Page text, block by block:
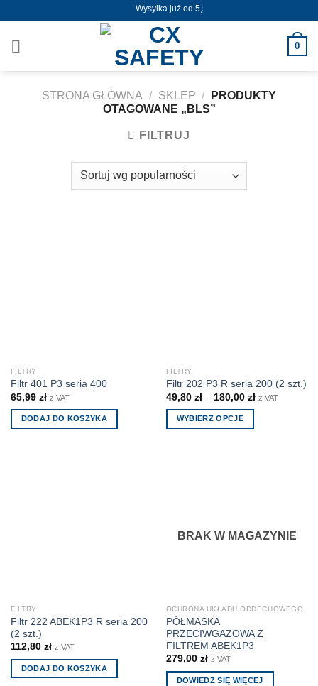
content
Wysyłka już od 5,50zł !
0
STRONA GŁÓWNA / SKLEP /
PRODUKTY
OTAGOWANE „BLS”
FILTRUJ
FILTRY
Filtr 401 P3 seria 400
65,99 zł z VAT
DODAJ DO KOSZYKA
FILTRY
Filtr 202 P3 R seria 200 (2 szt.)
49,80 zł– 180,00 zł z VAT
WYBIERZ OPCJE
wybrać
FILTRY
Filtr 222 ABEK1P3 R seria 200
(2 szt.)
112,80 zł z VAT
DODAJ DO KOSZYKA
BRAK W MAGAZYNIE
OCHRONA UKŁADU ODDECHOWEGO
PÓŁMASKA
PRZECIWGAZOWA Z
FILTREM ABEK1P3
279,00 zł z VAT
DOWIEDZ SIĘ WIĘCEJ